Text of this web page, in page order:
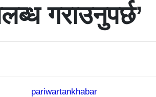
गराउनुपर्छ’
pariwartankhabar